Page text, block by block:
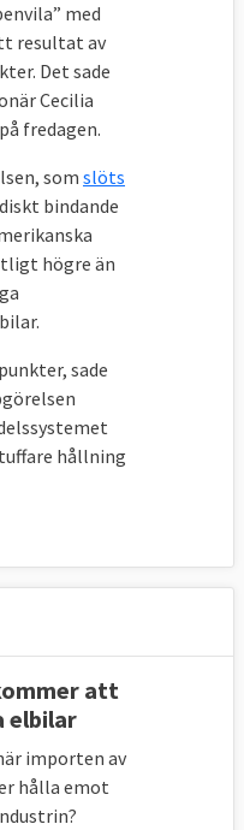
med
resultat av
Det sade
Cecilia
på fredagen.
som slöts
bindande
högre än
sade
hållning
att
elbilar
importen av
hålla emot